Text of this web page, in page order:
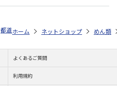
都道府県から探す 香川県 包丁切り
ホーム ネットショップ めん類
よくあるご質問
利用規約